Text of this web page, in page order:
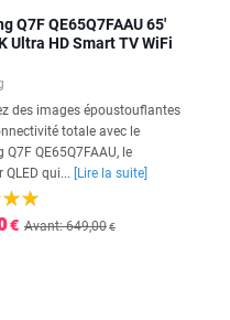
Q7F QE65Q7FAAU 65'
Ultra HD Smart TV WiFi
des images époustouflantes
totale avec le
Q7F QE65Q7FAAU, le
QLED qui...
[Lire la suite]
€ Avant: 649,00€